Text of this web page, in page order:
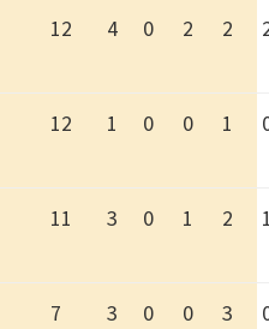
12 4 0 2 2
12 1 0 0 1
11 3 0 1 2
7 3 0 0 3